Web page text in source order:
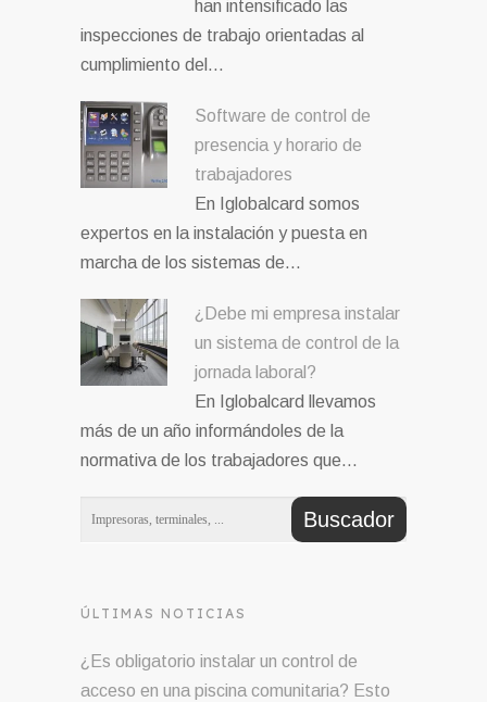
han intensificado las
inspecciones de trabajo orientadas al
cumplimiento del…
Software de control de
presencia y horario de
trabajadores
En Iglobalcard somos
expertos en la instalación y puesta en
marcha de los sistemas de…
¿Debe mi empresa instalar
un sistema de control de la
jornada laboral?
En Iglobalcard llevamos
más de un año informándoles de la
normativa de los trabajadores que…
ÚLTIMAS NOTICIAS
¿Es obligatorio instalar un control de
acceso en una piscina comunitaria? Esto